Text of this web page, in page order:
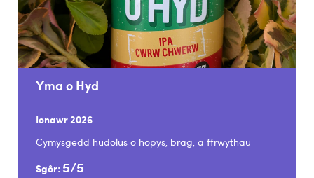
Yma o Hyd
Ionawr 2026
Cymysgedd hudolus o hopys, brag, a ffrwythau
Sgôr: 5/5